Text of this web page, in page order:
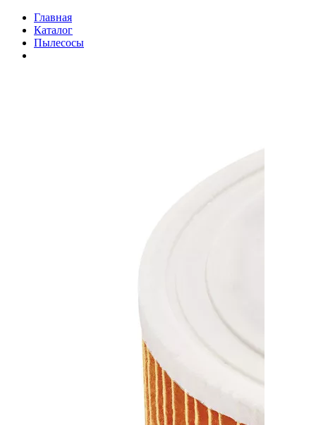
Главная
Каталог
Пылесосы